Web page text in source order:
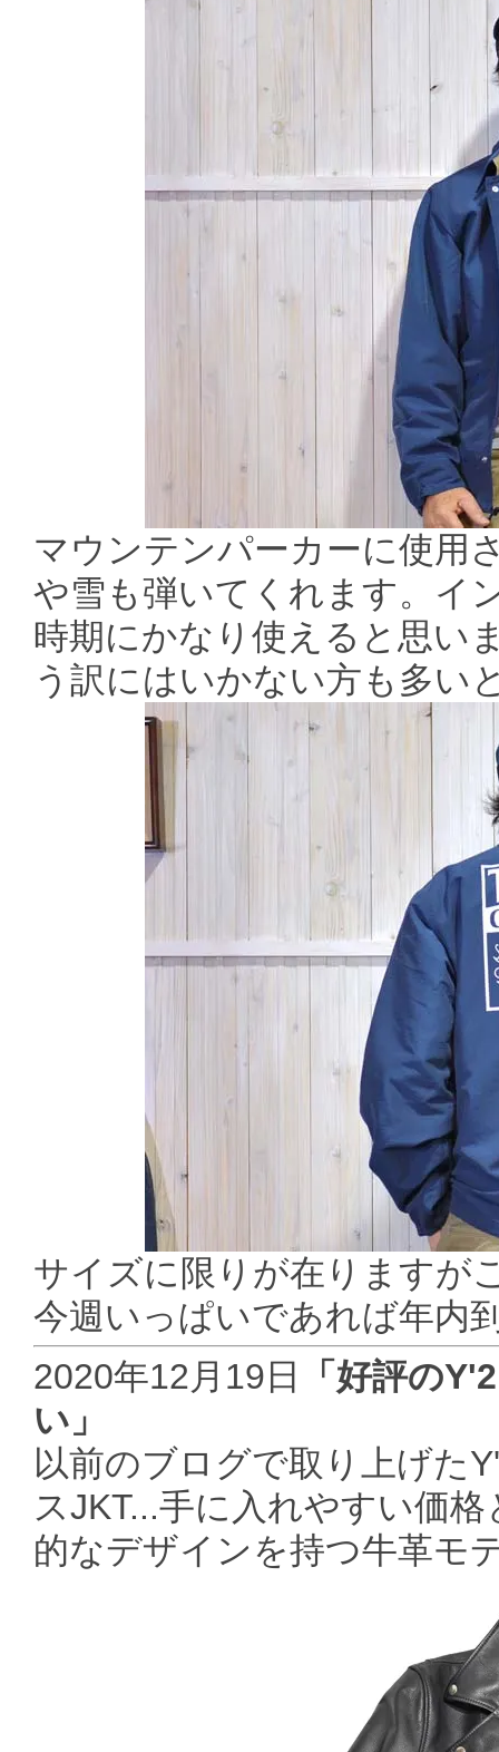
マウンテンパーカーに使用
や雪も弾いてくれます。イ
時期にかなり使えると思い
う訳にはいかない方も多い
サイズに限りが在りますが
今週いっぱいであれば年内
2020年12月19日
「好評の
い」
以前のブログで取り上げた
スJKT...手に入れやすい価
的なデザインを持つ牛革モ